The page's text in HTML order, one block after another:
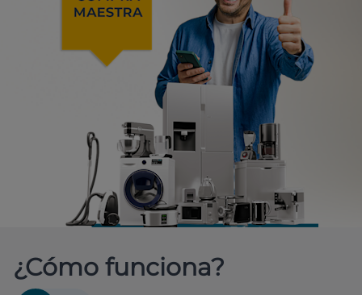
¿Cómo funciona?